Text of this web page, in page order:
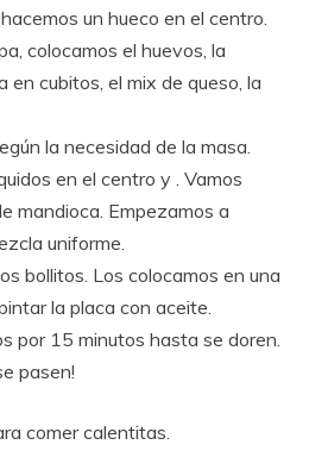
un hueco en el centro.
colocamos el huevos, la
cubitos, el mix de queso, la
la necesidad de la masa.
en el centro y . Vamos
mandioca. Empezamos a
uniforme.
bollitos. Los colocamos en una
la placa con aceite.
por 15 minutos hasta se doren.
pasen!
comer calentitas.